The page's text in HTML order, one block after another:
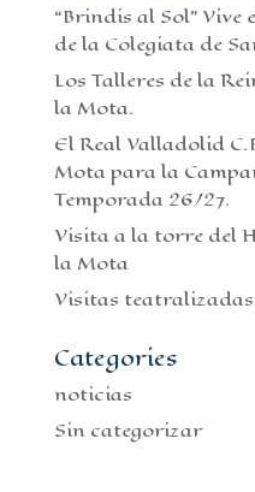
“Brindis al Sol” Vive
de la Colegiata de
Los Talleres de la
la Mota.
El Real Valladolid
Mota para la
Temporada 26/27.
Visita a la torre del
la Mota
Visitas
Categories
noticias
Sin categorizar